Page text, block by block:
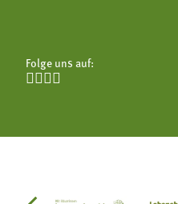
Folge uns auf:
